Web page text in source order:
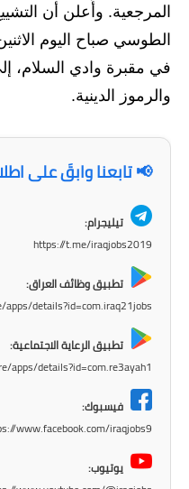
المرجعية. وأُعلن أن
في مقبرة وادي السلام،
والرموز الدينية.
📢 تابعنا وابقَ على
تيليجرام:
https://t.me/iraqjobs2019
تطبيق وظائف العراق:
details?id=com.iraq21jobs
تطبيق الرعاية الاجتماعية:
apps/details?id=com.re3ayah1
فيسبوك:
www.facebook.com/iraqjobs9
يوتيوب: